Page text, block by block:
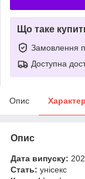
Що таке
Замовлення
Доступна
Опис
Опис
Дата випуску:
Стать: унісекс